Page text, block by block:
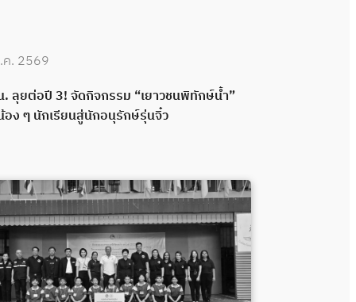
. 2569
ลุยต่อปี 3! จัดกิจกรรม “เยาวชนพิทักษ์น้ำ”
อง ๆ นักเรียนสู่นักอนุรักษ์รุ่นจิ๋ว